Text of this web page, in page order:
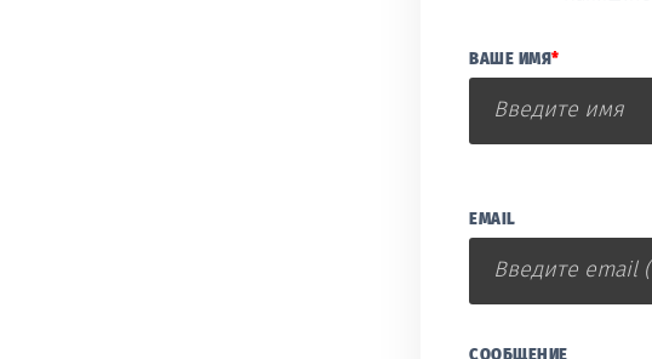
ВАШЕ ИМЯ *
EMAIL
СООБЩЕНИЕ